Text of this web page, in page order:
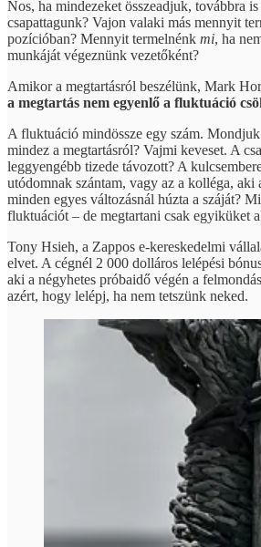
Nos, ha mindezeket összeadjuk, továbbra
csapattagunk? Vajon valaki más mennyit
pozícióban? Mennyit termelnénk mi, ha
munkáját végeznünk vezetőként?
Amikor a megtartásról beszélünk, Mark
a megtartás nem egyenlő a fluktuáció
A fluktuáció mindössze egy szám.
mindez a megtartásról? Vajmi keveset. A
leggyengébb tizede távozott? A
utódomnak szántam, vagy az a kolléga, aki
minden egyes változásnál húzta a száját?
fluktuációt – de megtartani csak egyiküket
Tony Hsieh, a Zappos e-kereskedelmi
elvet. A cégnél 2 000 dolláros lelépési
aki a négyhetes próbaidő végén a
azért, hogy lelépj, ha nem tetszünk neked.